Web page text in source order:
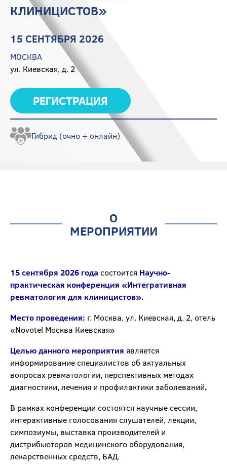
КЛИНИЦИСТОВ»
15 СЕНТЯБРЯ 2026
МОСКВА
ул. Киевская, д. 2
РЕГИСТРАЦИЯ
Гибрид (очно + онлайн)
О
МЕРОПРИЯТИИ
15 сентября 2026 года состоится Научно-
практическая конференция «Интегративная
ревматология для клиницистов».
Место проведения: г. Москва, ул. Киевская, д. 2, отель
«Novotel Москва Киевская»
Целью данного мероприятия является
информирование специалистов об актуальных
вопросах ревматологии, перспективных методах
диагностики, лечения и профилактики заболеваний.
В рамках конференции состоятся научные сессии,
интерактивные голосования слушателей, лекции,
симпозиумы, выставка производителей и
дистрибьюторов медицинского оборудования,
лекарственных средств, БАД.